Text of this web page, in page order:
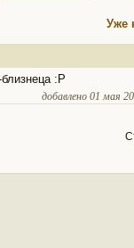
Уже
:Р
добавлено 01 мая